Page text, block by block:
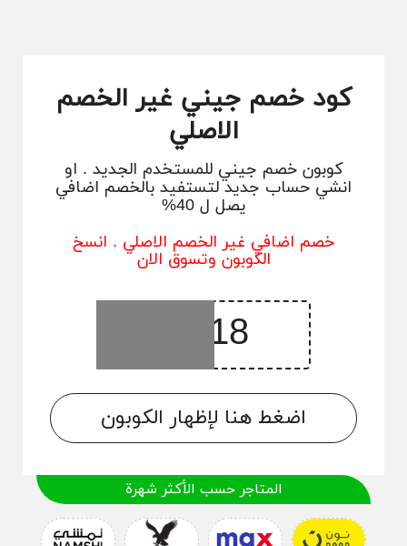
كود خصم جيني غير الخصم
الاصلي
كوبون خصم جيني للمستخدم الجديد . او
انشي حساب جديد لتستفيد بالخصم اضافي
يصل ل 40%
خصم اضافي غير الخصم الاصلي . انسخ
الكوبون وتسوق الان
اضغط هنا لإظهار الكوبون
المتاجر حسب الأكثر شهرة